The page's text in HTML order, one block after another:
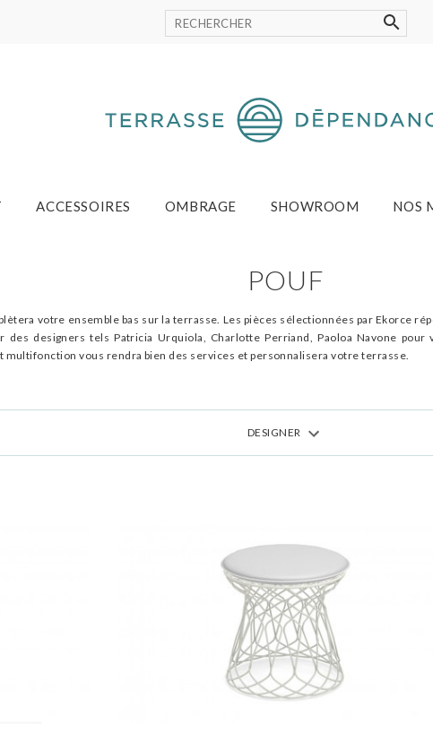
ACCESSOIRES OMBRAGE SHOWROOM NOS
POUF
votre ensemble bas sur la terrasse. Les pièces sélectionnées par Ekorce
des designers tels Patricia Urquiola, Charlotte Perriand, Paoloa Navone
vous rendra bien des services et personnalisera votre terrasse.
DESIGNER